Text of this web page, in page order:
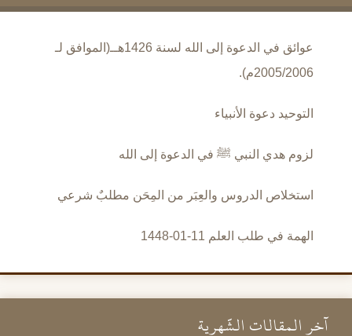
عوائق في الدعوة إلى الله لسنة 1426هــ(الموافق لـ
2005/2006م).
التوحيد دعوة الأنبياء
لزوم هدي النبي ﷺ في الدعوة إلى الله
استخلاص الدروس والعِبَر من المِحَن مطلبٌ شرعي
الهمة في طلب العلم 11-01-1448
آخر المقالات الشَّهرية